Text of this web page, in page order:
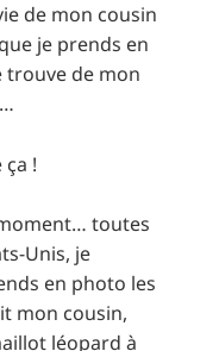
de mon cousin
je prends en
trouve de mon
!
toutes
Unis, je
en photo les
mon cousin,
léopard à